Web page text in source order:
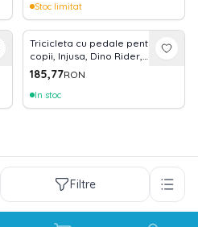
Stoc limitat
Tricicleta cu pedale pentru
copii, Injusa, Dino Rider,
inspirata din desenele cu
dinozauri, 1-3 ani
185,77RON
In stoc
Filtre